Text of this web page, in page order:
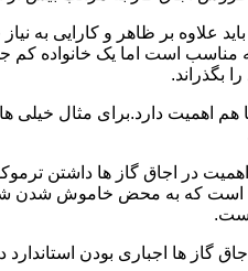
علاوه بر ظاهر و کارایی به
بگذراند.
هم اهمیت دارد.برای مثال خیلی
در اجاق گاز ها داشتن
است که به محض خاموش شدن شعله
گاز ها اجباری بودن